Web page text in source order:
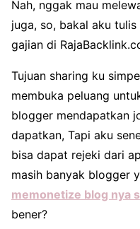
Nah, nggak mau
juga, so, bakal aku
gajian di
Tujuan sharing ku
membuka peluang
blogger mendapatkan
dapatkan, Tapi aku
bisa dapat rejeki dari
masih banyak blogger
memonetize blog nya
bener?